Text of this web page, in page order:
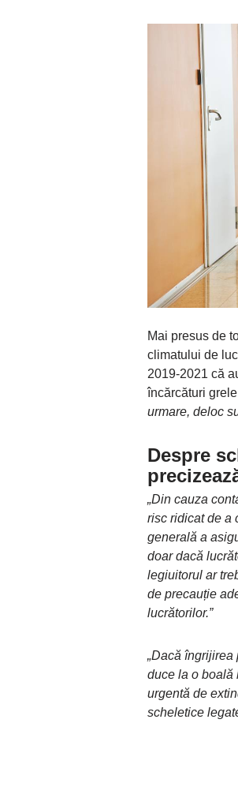
Mai presus de
climatului de
2019-2021 că
încărcături
urmare, deloc
Despre
„Din cauza
risc ridicat de a
generală a
doar dacă
legiuitorul ar
de precauție
lucrătorilor.”
„Dacă
duce la o boală
urgentă de
scheletice